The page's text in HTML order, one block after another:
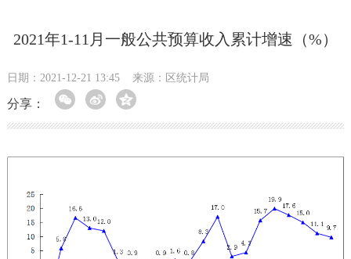
2021年1-11月一般公共预算收入累计增速（%）
日期：2021-12-21 13:45 来源：区统计局
分享：